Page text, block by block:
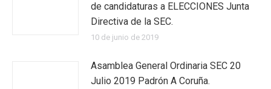
de candidaturas a ELECCIONES Junta
Directiva de la SEC.
10 de junio de 2019
Asamblea General Ordinaria SEC 20
Julio 2019 Padrón A Coruña.